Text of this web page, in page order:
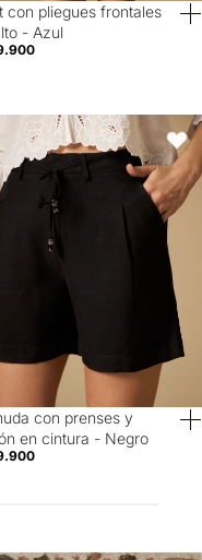
Off
con pliegues frontales
- Azul
con prenses y cordón
Off con prenses y
en cintura - Negro